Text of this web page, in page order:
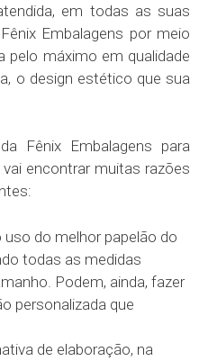
em todas as suas
Embalagens por meio
pelo máximo em qualidade
o design estético que sua
Fênix Embalagens para
encontrar muitas razões
do melhor papelão do
todas as medidas
Podem, ainda, fazer
personalizada que
de elaboração, na